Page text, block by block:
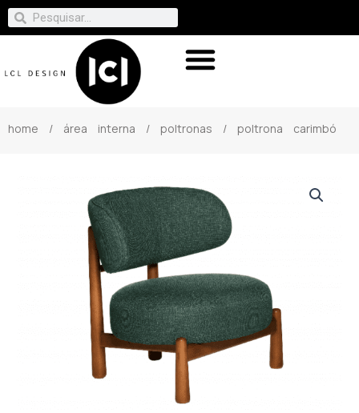
home / área interna / poltronas / poltrona carimbó